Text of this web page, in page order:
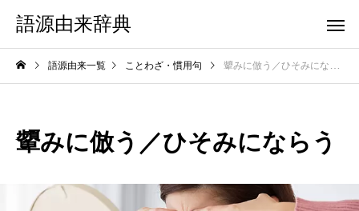
語源由来辞典
語源由来一覧 ことわざ・慣用句 顰みに倣う／ひそみにならう
顰みに倣う／ひそみにならう